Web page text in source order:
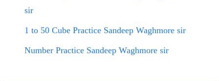
sir
1 to 50 Cube Practice Sandeep Waghmore sir
Number Practice Sandeep Waghmore sir